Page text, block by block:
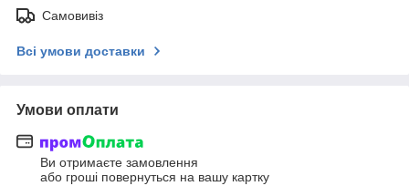
Самовивіз
Всі умови доставки
Умови оплати
Ви отримаєте замовлення
або гроші повернуться на вашу картку